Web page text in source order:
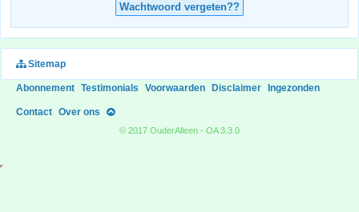
Wachtwoord vergeten??
Sitemap
Abonnement Testimonials Voorwaarden Disclaimer Ingezonden
Contact Over ons
© 2017 OuderAlleen - OA 3.3.0